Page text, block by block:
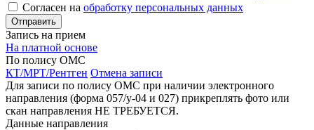
Согласен на обработку персональных данных
Запись на прием
На платной основе
По полису ОМС
КТ/МРТ/Рентген Отмена записи
Для записи по полису ОМС при наличии электронного
направления (форма 057/у-04 и 027) прикреплять фото или
скан направления НЕ ТРЕБУЕТСЯ.
Данные направления